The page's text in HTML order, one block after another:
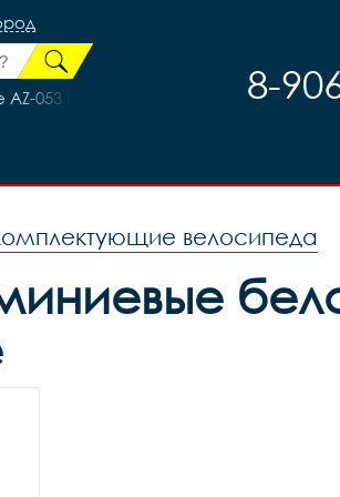
053 B, код 40408 8-
велосипеда